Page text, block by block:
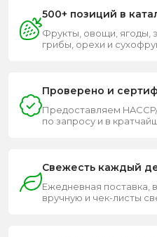
500+ позиций в
Фрукты, овощи, ягоды,
грибы, орехи и
Проверено и
Предоставляем
по запросу и в
Свежесть каждый
Ежедневная поставка,
вручную и чек-листы